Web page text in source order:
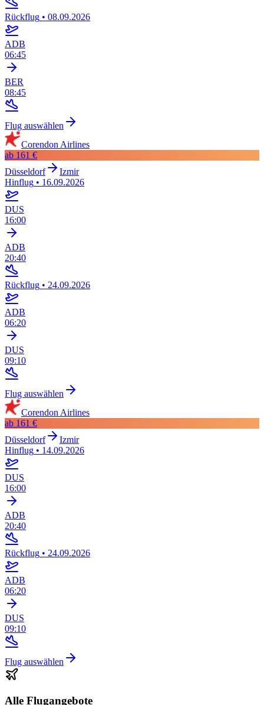
Rückflug • 08.09.2026
ADB
06:45
BER
08:45
Flug auswählen
Corendon Airlines
ab 161 €
Düsseldorf
Izmir
Hinflug • 16.09.2026
DUS
16:00
ADB
20:40
Rückflug • 24.09.2026
ADB
06:20
DUS
09:10
Flug auswählen
Corendon Airlines
ab 161 €
Düsseldorf
Izmir
Hinflug • 14.09.2026
DUS
16:00
ADB
20:40
Rückflug • 24.09.2026
ADB
06:20
DUS
09:10
Flug auswählen
Alle Flugangebote